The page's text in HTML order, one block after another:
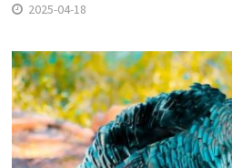
2025-04-18